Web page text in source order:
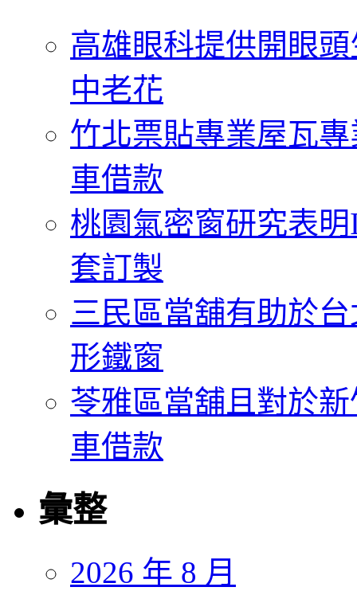
高雄眼科提供開眼
中老花
竹北票貼專業屋瓦
車借款
桃園氣密窗研究表
套訂製
三民區當舖有助於
形鐵窗
苓雅區當舖且對於
車借款
彙整
2026 年 8 月